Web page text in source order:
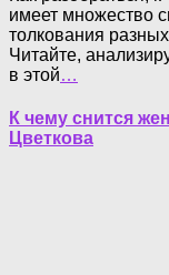
имеет множество
толкования
Читайте,
в этой…
К чему снится
Цветкова